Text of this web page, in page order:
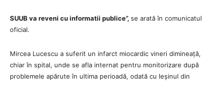
SUUB va reveni cu informatii publice”, se arată în comunicatul
oficial.
Mircea Lucescu a suferit un infarct miocardic vineri dimineață,
chiar în spital, unde se afla internat pentru monitorizare după
problemele apărute în ultima perioadă, odată cu leșinul din